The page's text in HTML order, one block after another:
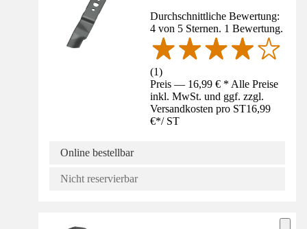
Durchschnittliche Bewertung:
4 von 5 Sternen. 1 Bewertung.
(1)
Preis — 16,99 € * Alle Preise
inkl. MwSt. und ggf. zzgl.
Versandkosten pro ST16,99
€*/ ST
Online bestellbar
Nicht reservierbar